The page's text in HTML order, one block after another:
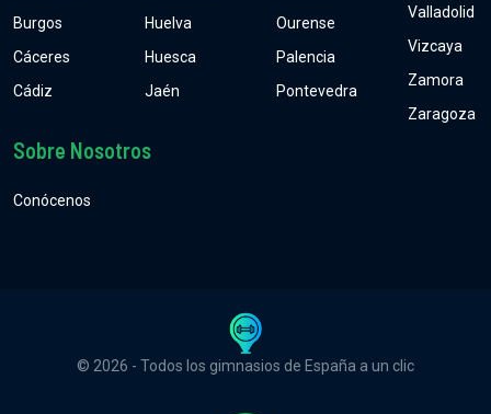
Burgos
Cáceres
Cádiz
Huelva
Huesca
Jaén
Ourense
Palencia
Pontevedra
Valladolid
Vizcaya
Zamora
Zaragoza
Sobre Nosotros
Conócenos
© 2026 - Todos los gimnasios de España a un clic